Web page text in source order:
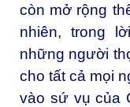
còn mở rộng
nhiên, trong
những người
cho tất cả mọi
vào sứ vụ của